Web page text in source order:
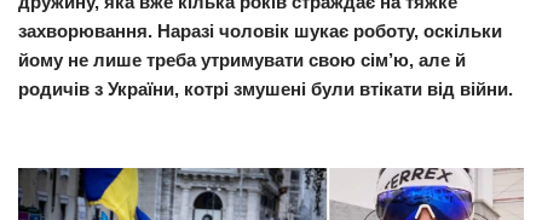
Світ
Цікаво
Історії
захворювання. Наразі чоловік шукає роботу, оскільки
йому не лише треба утримувати свою сім’ю, але й
родичів з України, котрі змушені були втікати від війни.